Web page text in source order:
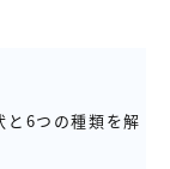
6つの種類を解